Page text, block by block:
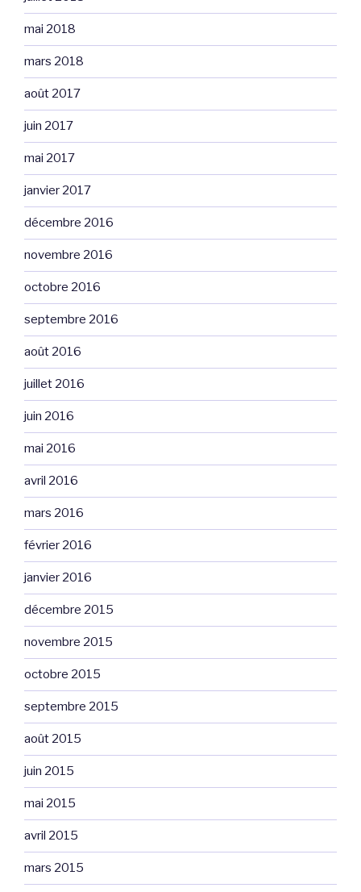
mai 2018
mars 2018
août 2017
juin 2017
mai 2017
janvier 2017
décembre 2016
novembre 2016
octobre 2016
septembre 2016
août 2016
juillet 2016
juin 2016
mai 2016
avril 2016
mars 2016
février 2016
janvier 2016
décembre 2015
novembre 2015
octobre 2015
septembre 2015
août 2015
juin 2015
mai 2015
avril 2015
mars 2015